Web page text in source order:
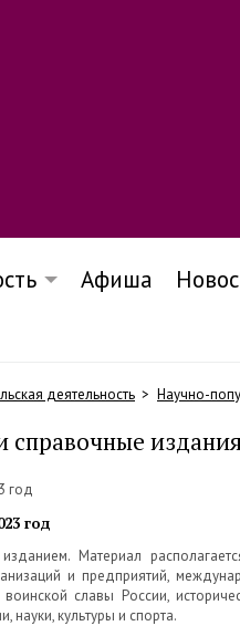
Афиша
деятельность Научно-
справочные
год
Материал
и предприятий,
славы России,
науки, культуры и спорта.